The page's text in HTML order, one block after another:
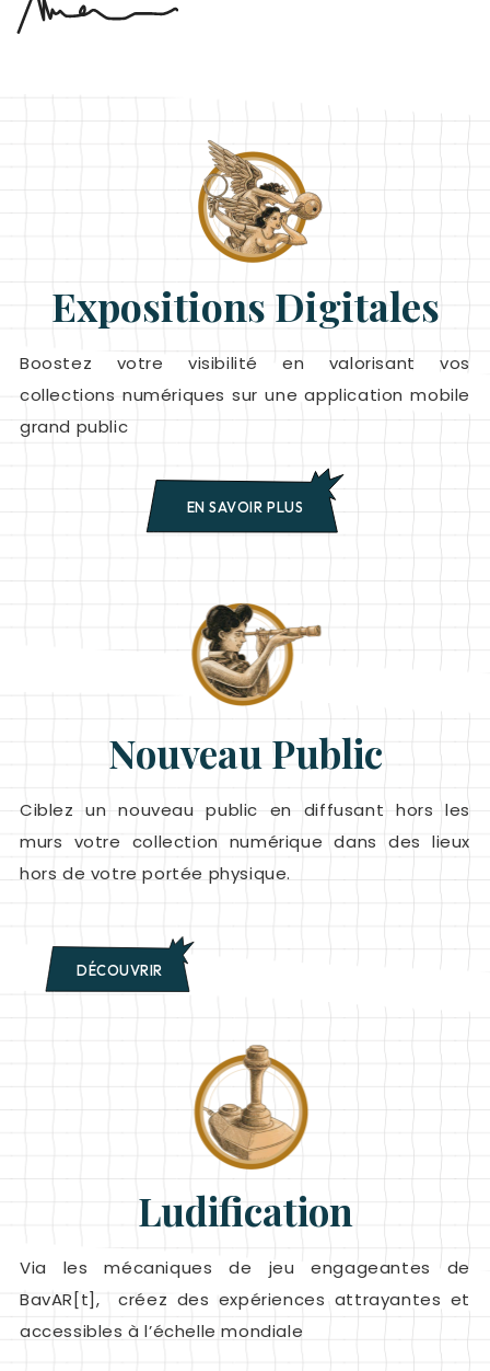
Expositions Digitales
Boostez votre visibilité en valorisant vos
collections numériques sur une application mobile
grand public
EN SAVOIR PLUS
Nouveau Public
Ciblez un nouveau public en diffusant hors les
murs votre collection numérique dans des lieux
hors de votre portée physique.
DÉCOUVRIR
Ludification
Via les mécaniques de jeu engageantes de
BavAR[t], créez des expériences attrayantes et
accessibles à l’échelle mondiale